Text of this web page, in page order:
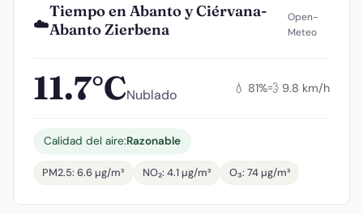
☁️
Tiempo en Abanto y Ciérvana-
Abanto Zierbena
Open-
Meteo
11.7°CNublado 💧 81%💨 9.8 km/h
Calidad del aire:Razonable
PM2.5: 6.6 µg/m³ NO₂: 4.1 µg/m³ O₃: 74 µg/m³